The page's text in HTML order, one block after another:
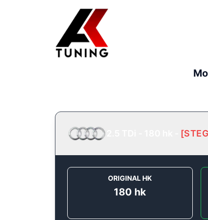
[
ORIGINAL HK
180 hk